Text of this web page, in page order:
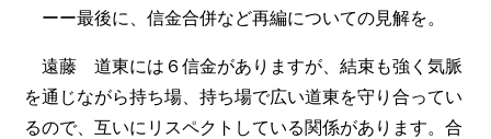
ーー最後に、信金合併など再編についての見解を。
遠藤 道東には６信金がありますが、結束も強く気脈
を通じながら持ち場、持ち場で広い道東を守り合ってい
るので、互いにリスペクトしている関係があります。合